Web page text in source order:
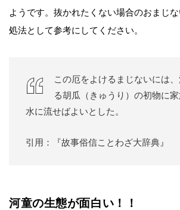
ようです。抜かれたくない場合のおまじ
処法として参考にしてください。
この厄をよけるまじないには
る胡瓜（きゅうり）の初物に
水に流せばよいとした。
引用：『故事俗信ことわざ大辞典』
河童の生態が面白い！！